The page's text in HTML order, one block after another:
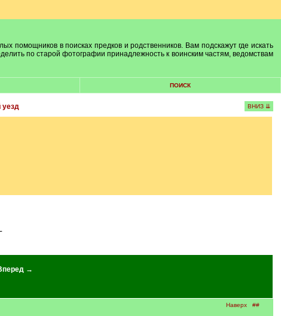
помощников в поисках предков и родственников. Вам подскажут где искать
по старой фотографии принадлежность к воинским частям, ведомствам
ПОИСК
уезд ВНИЗ ⇊
→
Наверх ##